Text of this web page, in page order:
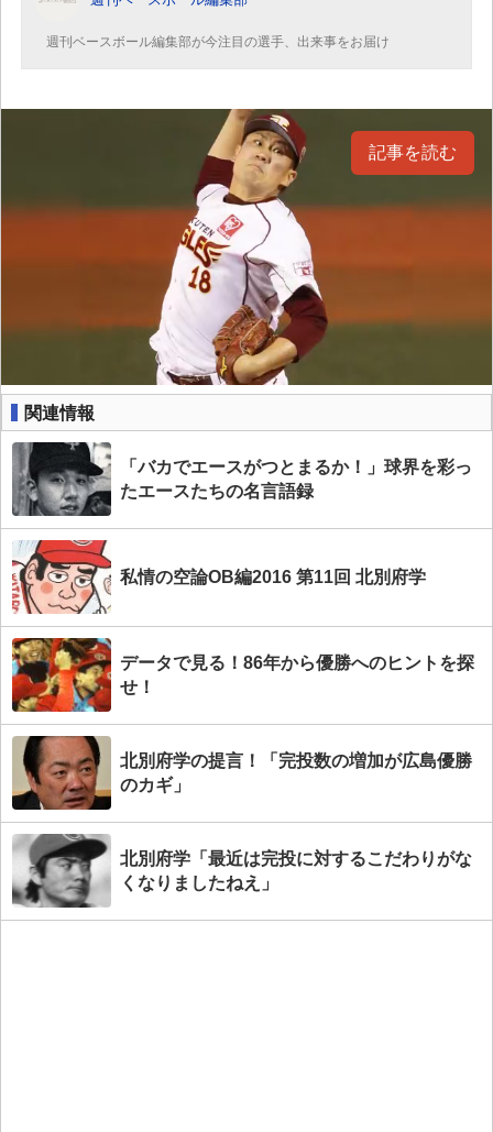
週刊ベースボール編集部が今注目の選手、出来事をお届け
記事を読む
関連情報
「バカでエースがつとまるか！」球界を彩っ
たエースたちの名言語録
私情の空論OB編2016 第11回 北別府学
データで見る！86年から優勝へのヒントを探
せ！
北別府学の提言！「完投数の増加が広島優勝
のカギ」
北別府学「最近は完投に対するこだわりがな
くなりましたねえ」